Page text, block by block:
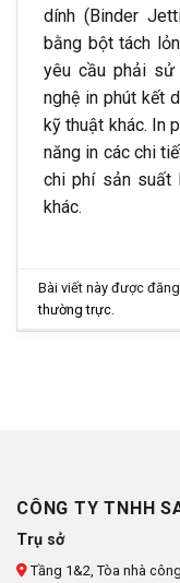
dính (Binder
bằng bột tách
yêu cầu phải
nghệ in phút kết
kỹ thuật khác. In
năng in các chi
chi phí sản suất
khác.
Bài viết này được
thường trực
CÔNG TY TNHH
Trụ sở
Tầng 1&2, Tòa nhà